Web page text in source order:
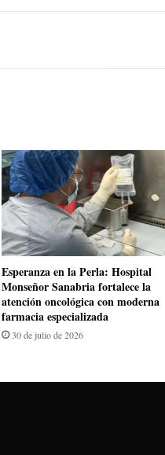
​Esperanza en la Perla: Hospital
Monseñor Sanabria fortalece la
atención oncológica con moderna
farmacia especializada
30 de julio de 2026